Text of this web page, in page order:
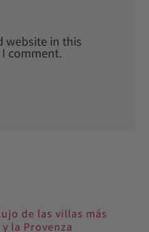
website in this
comment.
de las villas más
la Provenza